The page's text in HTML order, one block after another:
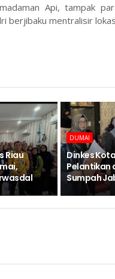
Api, tampak
berjibaku mentralisir
Riau
DUMAI
Dinkes
Pelantikan
Sumpah